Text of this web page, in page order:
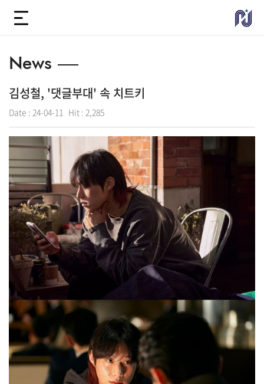
News
김성철, '댓글부대' 속 치트키
Date : 24-04-11 Hit : 2,285